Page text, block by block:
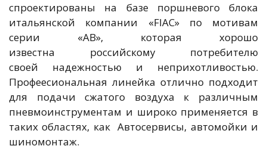
спроектированы на базе поршневого блока
итальянской компании «FIAC» по мотивам
серии «AB», которая хорошо
известна российскому потребителю
своей надежностью и неприхотливостью.
Профеесиональная линейка отлично подходит
для подачи сжатого воздуха к различным
пневмоинструментам и широко применяется в
таких областях, как Автосервисы, автомойки и
шиномонтаж.